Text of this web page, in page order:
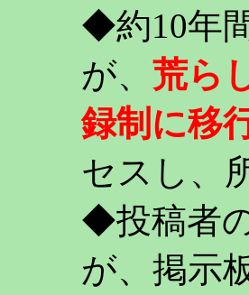
◆約10年
が、 荒ら
録制に移
セスし、
◆投稿者
が、掲示